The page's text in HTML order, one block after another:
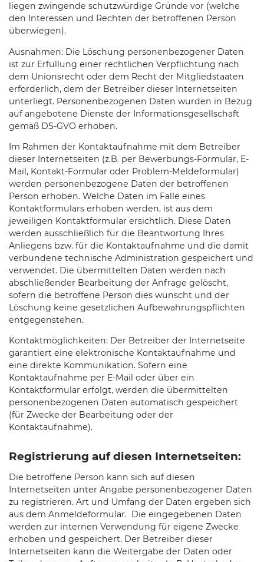
liegen zwingende schutzwürdige Gründe vor (welche
den Interessen und Rechten der betroffenen Person
überwiegen).
Ausnahmen: Die Löschung personenbezogener Daten
ist zur Erfüllung einer rechtlichen Verpflichtung nach
dem Unionsrecht oder dem Recht der Mitgliedstaaten
erforderlich, dem der Betreiber dieser Internetseiten
unterliegt. Personenbezogenen Daten wurden in Bezug
auf angebotene Dienste der Informationsgesellschaft
gemäß DS-GVO erhoben.
Im Rahmen der Kontaktaufnahme mit dem Betreiber
dieser Internetseiten (z.B. per Bewerbungs-Formular, E-
Mail, Kontakt-Formular oder Problem-Meldeformular)
werden personenbezogene Daten der betroffenen
Person erhoben. Welche Daten im Falle eines
Kontaktformulars erhoben werden, ist aus dem
jeweiligen Kontaktformular ersichtlich. Diese Daten
werden ausschließlich für die Beantwortung Ihres
Anliegens bzw. für die Kontaktaufnahme und die damit
verbundene technische Administration gespeichert und
verwendet. Die übermittelten Daten werden nach
abschließender Bearbeitung der Anfrage gelöscht,
sofern die betroffene Person dies wünscht und der
Löschung keine gesetzlichen Aufbewahrungspflichten
entgegenstehen.
Kontaktmöglichkeiten: Der Betreiber der Internetseite
garantiert eine elektronische Kontaktaufnahme und
eine direkte Kommunikation. Sofern eine
Kontaktaufnahme per E-Mail oder über ein
Kontaktformular erfolgt, werden die übermittelten
personenbezogenen Daten automatisch gespeichert
(für Zwecke der Bearbeitung oder der
Kontaktaufnahme).
Registrierung auf diesen Internetseiten:
Die betroffene Person kann sich auf diesen
Internetseiten unter Angabe personenbezogener Daten
zu registrieren. Art und Umfang der Daten ergeben sich
aus dem Anmeldeformular. Die eingegebenen Daten
werden zur internen Verwendung für eigene Zwecke
erhoben und gespeichert. Der Betreiber dieser
Internetseiten kann die Weitergabe der Daten oder